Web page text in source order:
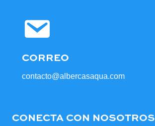
CORREO
contacto@albercasaqua.com
CONECTA CON NOSOTROS